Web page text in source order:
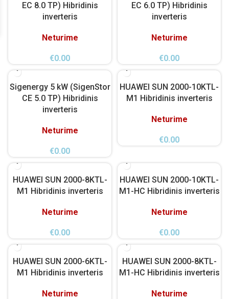
EC 8.0 TP) Hibridinis
inverteris
Neturime
€0.00
EC 6.0 TP) Hibridinis
inverteris
Neturime
€0.00
Sigenergy 5 kW (SigenStor
CE 5.0 TP) Hibridinis
inverteris
Neturime
€0.00
HUAWEI SUN 2000-10KTL-
M1 Hibridinis inverteris
Neturime
€0.00
HUAWEI SUN 2000-8KTL-
M1 Hibridinis inverteris
Neturime
€0.00
HUAWEI SUN 2000-10KTL-
M1-HC Hibridinis inverteris
Neturime
€0.00
HUAWEI SUN 2000-6KTL-
M1 Hibridinis inverteris
Neturime
HUAWEI SUN 2000-8KTL-
M1-HC Hibridinis inverteris
Neturime